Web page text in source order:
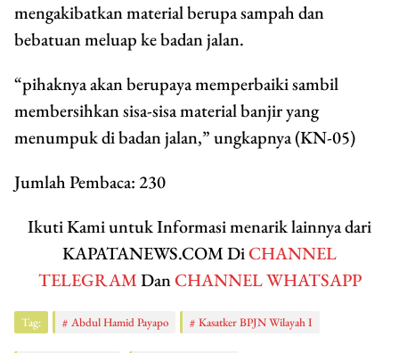
mengakibatkan material berupa sampah dan
bebatuan meluap ke badan jalan.
“pihaknya akan berupaya memperbaiki sambil
membersihkan sisa-sisa material banjir yang
menumpuk di badan jalan,” ungkapnya (KN-05)
Jumlah Pembaca: 230
Ikuti Kami untuk Informasi menarik lainnya dari
KAPATANEWS.COM DiCHANNEL
TELEGRAMDanCHANNEL WHATSAPP
Tag: Abdul Hamid Payapo Kasatker BPJN Wilayah I